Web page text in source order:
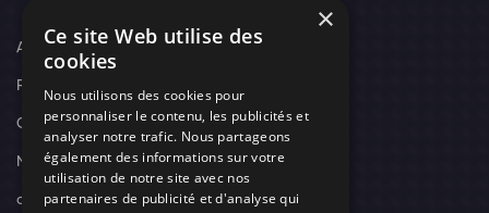
Actus
Recrutement
Contact
Nos techniciens
campagne-
×
Ce site Web utilise des
cookies
Nous utilisons des cookies pour
personnaliser le contenu, les publicités et
analyser notre trafic. Nous partageons
également des informations sur votre
utilisation de notre site avec nos
partenaires de publicité et d'analyse qui